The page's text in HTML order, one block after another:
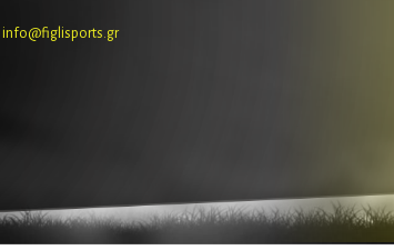
info@figlisports.gr